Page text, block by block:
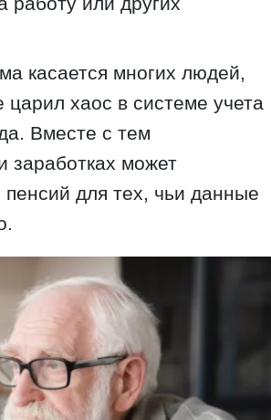
касается многих людей,
царил хаос в системе учета
Вместе с тем
заработках может
для тех, чьи данные